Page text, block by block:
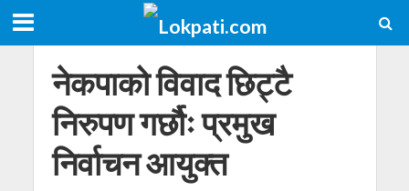
नेकपाको विवाद छिट्टै
निरुपण गर्छौः प्रमुख
निर्वाचन आयुक्त